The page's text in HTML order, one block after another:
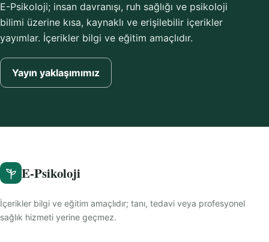
E-Psikoloji; insan davranışı, ruh sağlığı ve psikoloji
bilimi üzerine kısa, kaynaklı ve erişilebilir içerikler
yayımlar. İçerikler bilgi ve eğitim amaçlıdır.
Yayın yaklaşımımız
E-Psikoloji
İçerikler bilgi ve eğitim amaçlıdır; tanı, tedavi veya profesyonel
sağlık hizmeti yerine geçmez.